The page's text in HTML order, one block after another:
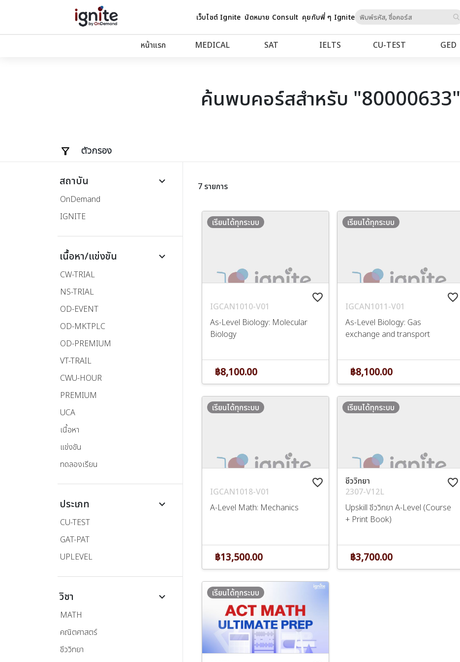
เว็บไซต์ Ignite นัดหมาย Consult คุยกับพี่ ๆ Igniteto
หน้าแรก MEDICAL SAT IELTS CU‑TEST GED
ค้นพบคอร์สสำหรับ "80000633"
ตัวกรอง
สถาบัน keyboard_arrow_down
OnDemand
IGNITE
เนื้อหา/แข่งขัน keyboard_arrow_down
CW-TRIAL
NS-TRIAL
OD-EVENT
OD-MKTPLC
OD-PREMIUM
VT-TRAIL
CWU-HOUR
PREMIUM
UCA
เนื้อหา
แข่งขัน
ทดลองเรียน
ประเภท keyboard_arrow_down
CU-TEST
GAT-PAT
UPLEVEL
วิชา keyboard_arrow_down
MATH
คณิตศาสตร์
ชีววิทยา
7 รายการ
favorite_border
IGCAN1010-V01
As-Level Biology: Molecular
Biology
เรียนได้ทุกระบบ
฿8,100.00
favorite_border
IGCAN1011-V01
As-Level Biology: Gas
exchange and transport
เรียนได้ทุกระบบ
฿8,100.00
favorite_border
IGCAN1018-V01
A-Level Math: Mechanics
เรียนได้ทุกระบบ
฿13,500.00
favorite_border
ชีววิทยา
2307-V12L
Upskill ชีววิทยา A-Level (Course
+ Print Book)
เรียนได้ทุกระบบ
฿3,700.00
เรียนได้ทุกระบบ